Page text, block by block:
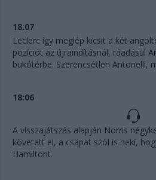
18:07
Leclerc így meglép kicsit a két
pozíciót az újraindításnál, ráadásul
bukótérbe. Szerencsétlen Antonelli,
18:06
A visszajátszás alapján Norris
követett el, a csapat szól is neki,
Hamiltont.